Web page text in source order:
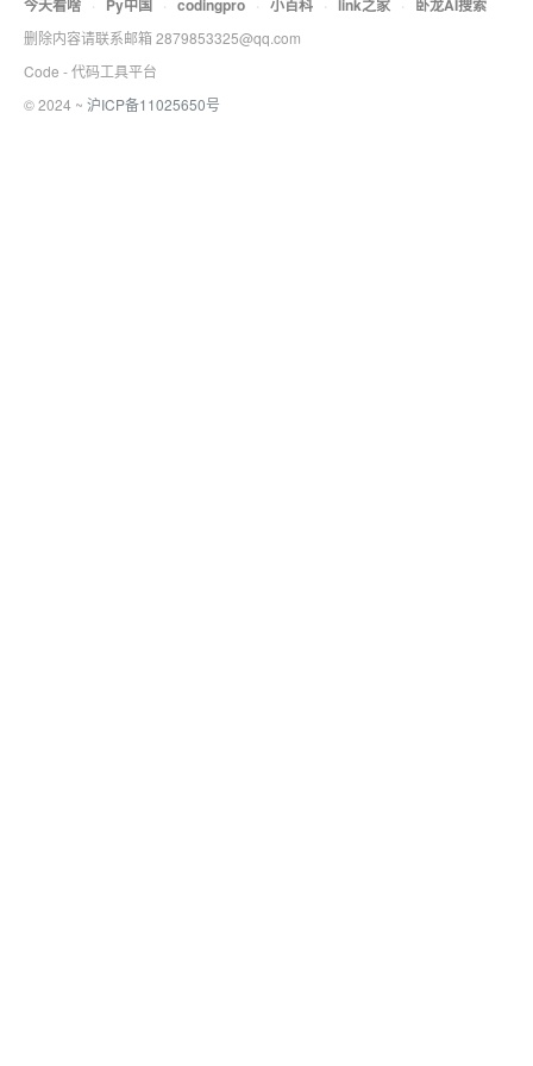
今天看啥 · Py中国 · codingpro · 小百科 · link之家 · 卧龙AI搜索
删除内容请联系邮箱 2879853325@qq.com
Code - 代码工具平台
© 2024 ~ 沪ICP备11025650号